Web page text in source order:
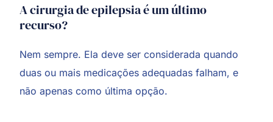
A cirurgia de epilepsia é um último
recurso?
Nem sempre. Ela deve ser considerada quando
duas ou mais medicações adequadas falham, e
não apenas como última opção.